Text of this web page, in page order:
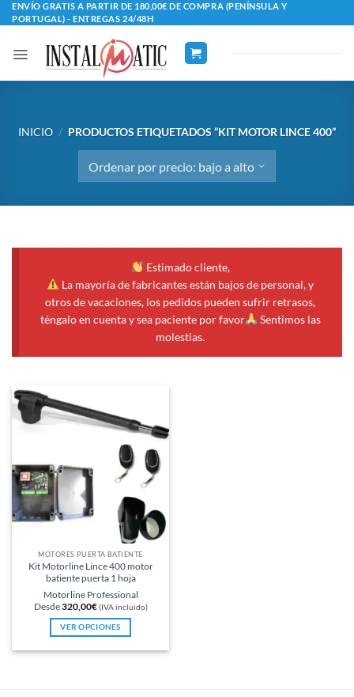
Saltar
al
contenido
ENVÍO GRATIS A PARTIR DE 180,00€ DE COMPRA (PENÍNSULA Y
PORTUGAL) - ENTREGAS 24/48H
INICIO / PRODUCTOS ETIQUETADOS “KIT MOTOR LINCE 400”
Estimado cliente,
La mayoría de fabricantes están bajos de personal, y
otros de vacaciones, los pedidos pueden sufrir retrasos,
téngalo en cuenta y sea paciente por favor
Sentimos las
molestias.
MOTORES PUERTA BATIENTE
Kit Motorline Lince 400 motor
batiente puerta 1 hoja
Motorline Professional
Desde320,00€ (IVA incluido)
VER OPCIONES